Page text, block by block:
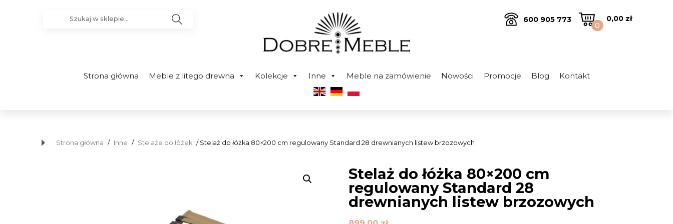
0
0,00 zł
600 905 773
Strona główna Meble z litego drewna Kolekcje Inne Meble na zamówienie Nowości Promocje Blog Kontakt
Strona główna / Inne / Stelaże do łóżek / Stelaż do łóżka 80×200 cm regulowany Standard 28 drewnianych listew brzozowych
Stelaż do łóżka 80×200 cm
regulowany Standard 28
drewnianych listew brzozowych